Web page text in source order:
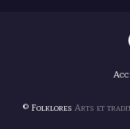
© Folklores Arts et